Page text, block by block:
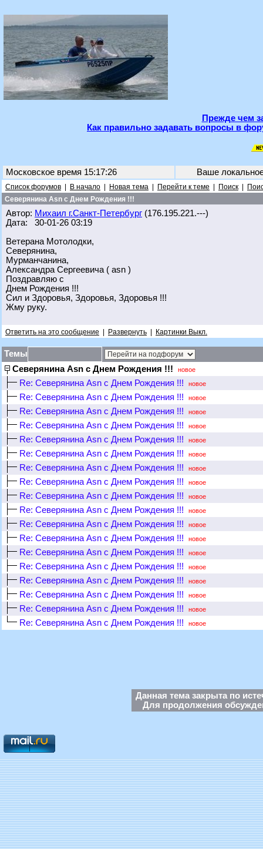
Прежде чем
Как правильно задавать вопросы в
Московское время 15:17:26 Ваше
Список форумов В начало Новая тема Перейти к теме Поиск
Северянина Asn с Днем Рождения !!!
Автор: Михаил г.Санкт-Петербург (176.195.221.---)
Дата: 30-01-26 03:19
Ветерана Мотолодки,
Северянина,
Мурманчанина,
Александра Сергеевича ( asn )
Поздравляю с
Днем Рождения !!!
Сил и Здоровья, Здоровья, Здоровья !!!
Жму руку.
Ответить на это сообщение Развернуть Картинки Выкл.
Темы
Северянина Asn с Днем Рождения !!!
новое
Re: Северянина Asn с Днем Рождения !!! новое
Re: Северянина Asn с Днем Рождения !!! новое
Re: Северянина Asn с Днем Рождения !!! новое
Re: Северянина Asn с Днем Рождения !!! новое
Re: Северянина Asn с Днем Рождения !!! новое
Re: Северянина Asn с Днем Рождения !!! новое
Re: Северянина Asn с Днем Рождения !!! новое
Re: Северянина Asn с Днем Рождения !!! новое
Re: Северянина Asn с Днем Рождения !!! новое
Re: Северянина Asn с Днем Рождения !!! новое
Re: Северянина Asn с Днем Рождения !!! новое
Re: Северянина Asn с Днем Рождения !!! новое
Re: Северянина Asn с Днем Рождения !!! новое
Re: Северянина Asn с Днем Рождения !!! новое
Re: Северянина Asn с Днем Рождения !!! новое
Re: Северянина Asn с Днем Рождения !!! новое
Re: Северянина Asn с Днем Рождения !!! новое
Re: Северянина Asn с Днем Рождения !!! новое
Данная тема закрыта по
Для продолжения